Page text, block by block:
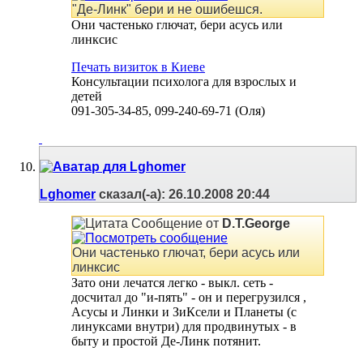
"Де-Линк" бери и не ошибешся.
Они частенько глючат, бери асусь или
линксис
Печать визиток в Киеве
Консультации психолога для взрослых и
детей
091-305-34-85, 099-240-69-71 (Оля)
Lghomer сказал(-а): 26.10.2008 20:44
Сообщение от D.T.George
Они частенько глючат, бери асусь или
линксис
Зато они лечатся легко - выкл. сеть -
досчитал до "и-пять" - он и перегрузился ,
Асусы и Линки и ЗиКсели и Планеты (с
линуксами внутри) для продвинутых - в
быту и простой Де-Линк потянит.